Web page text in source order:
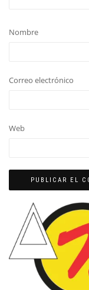
Nombre
Correo electrónico
Web